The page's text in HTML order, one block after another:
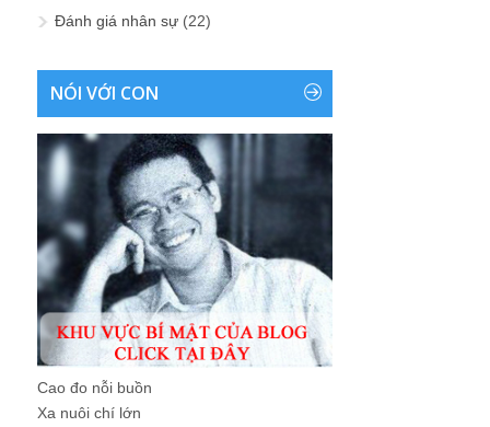
Đánh giá nhân sự (22)
NÓI VỚI CON
Cao đo nỗi buồn
Xa nuôi chí lớn